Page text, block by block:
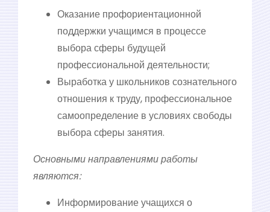
Оказание профориентационной
поддержки учащимся в процессе
выбора сферы будущей
профессиональной деятельности;
Выработка у школьников сознательного
отношения к труду, профессиональное
самоопределение в условиях свободы
выбора сферы занятия.
Основными направлениями работы
являются:
Информирование учащихся о